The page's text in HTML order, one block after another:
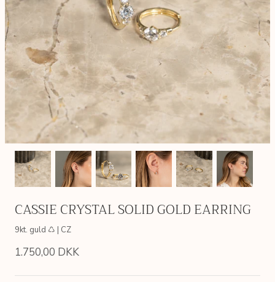
CASSIE CRYSTAL SOLID GOLD EARRING
9kt. guld ♺ | CZ
1.750,00 DKK